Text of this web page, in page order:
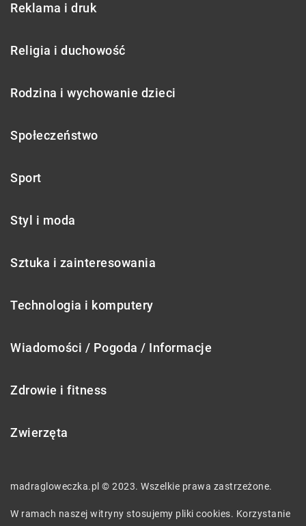
Reklama i druk
Religia i duchowość
Rodzina i wychowanie dzieci
Społeczeństwo
Sport
Styl i moda
Sztuka i zainteresowania
Technologia i komputery
Wiadomości / Pogoda / Informacje
Zdrowie i fitness
Zwierzęta
madragloweczka.pl © 2023. Wszelkie prawa zastrzeżone.
W ramach naszej witryny stosujemy pliki cookies. Korzystanie